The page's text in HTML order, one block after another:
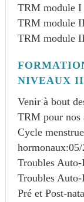
TRM module I
TRM module
TRM module
NIVEAUX
Venir à bout
TRM pour nos
Cycle
hormonaux:
Troubles
Troubles
Pré et Post-